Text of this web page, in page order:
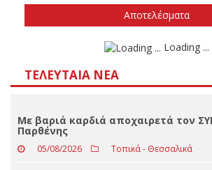
Δεν ξέρω/δεν
ΤΕΛΕΥΤΑΊΑ ΝΈΑ